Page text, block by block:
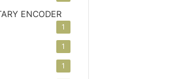
ENCODER
1
1
1